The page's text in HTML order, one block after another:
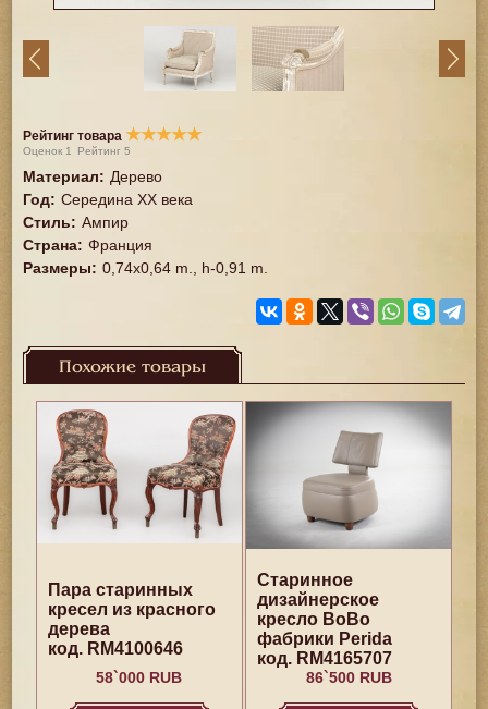
Рейтинг товара ★★★★★
Оценок 1 Рейтинг5
Материал: Дерево
Год: Середина XX векa
Стиль: Ампир
Страна: Франция
Размеры: 0,74x0,64 m., h-0,91 m.
Похожие товары
Пара старинных
кресел из красного
дерева
код. RM4100646
58`000 RUB
Старинное
дизайнерское
кресло BoBo
фабрики Perida
код. RM4165707
86`500 RUB